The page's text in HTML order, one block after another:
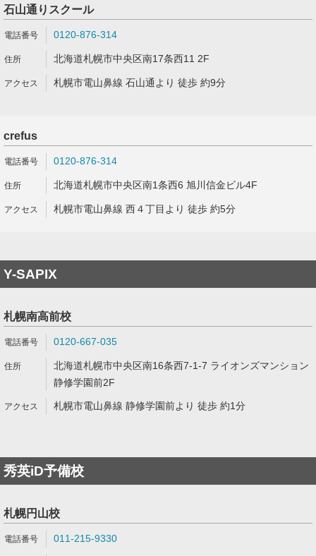
石山通りスクール
0120-876-314
北海道札幌市中央区南17条西11 2F
札幌市電山鼻線 石山通より 徒歩 約9分
crefus
0120-876-314
北海道札幌市中央区南1条西6 旭川信金ビル4F
札幌市電山鼻線 西４丁目より 徒歩 約5分
Y-SAPIX
札幌南高前校
0120-667-035
北海道札幌市中央区南16条西7-1-7 ライオンズマンション
静修学園前2F
札幌市電山鼻線 静修学園前より 徒歩 約1分
秀英iD予備校
札幌円山校
011-215-9330